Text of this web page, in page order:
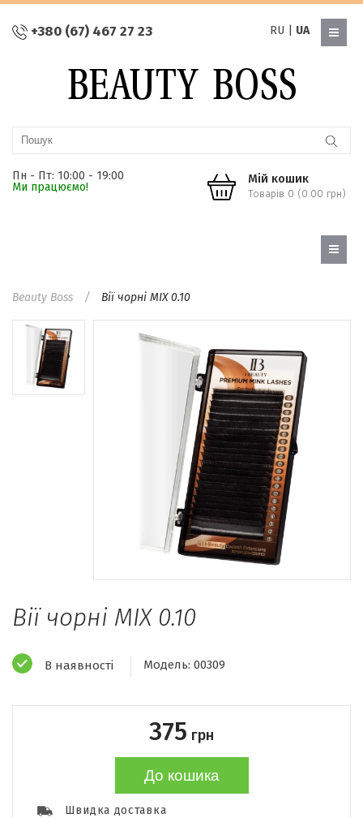
+380 (67) 467 27 23 RU UA
Пн - Пт: 10:00 - 19:00
Ми працюємо!
Мій кошик
Товарів 0 (0.00 грн)
Beauty Boss Вії чорні MIX 0.10
Вії чорні MIX 0.10
В наявності Модель: 00309
375 грн
До кошика
Швидка доставка